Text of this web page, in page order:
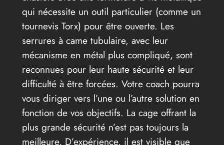
qui nécessite un outil particulier (comme un
tournevis Torx) pour être ouverte. Les
serrures à came tubulaire, avec leur
mécanisme en métal plus compliqué, sont
reconnues pour leur haute sécurité et leur
difficulté à être forcées. Votre coach pourra
vous diriger vers l’une ou l’autre solution en
fonction de vos objectifs. La cage offrant la
plus grande sécurité n’est pas toujours la
meilleure. D’expérience, il est visible que